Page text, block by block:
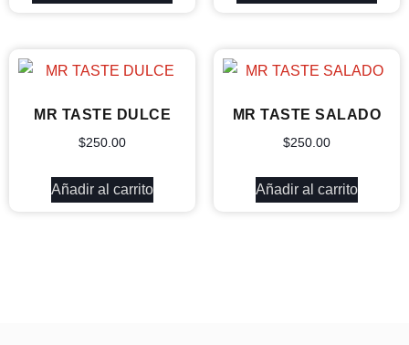
MR TASTE DULCE
$250.00
Añadir al carrito
MR TASTE SALADO
$250.00
Añadir al carrito